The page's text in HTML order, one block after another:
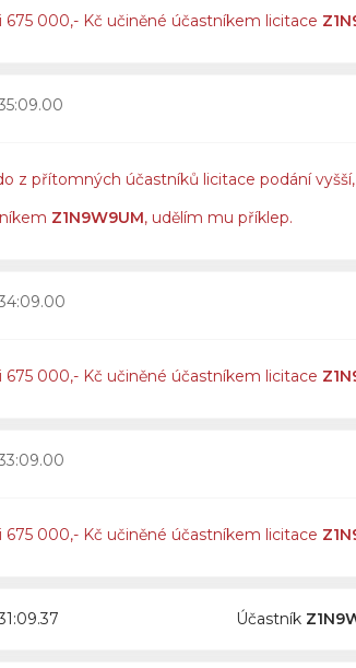
675 000,- Kč učiněné účastníkem licitace
z přítomných účastníků licitace podání
Z1N9W9UM, udělím mu příklep.
675 000,- Kč učiněné účastníkem licitace
675 000,- Kč učiněné účastníkem licitace
Účastník